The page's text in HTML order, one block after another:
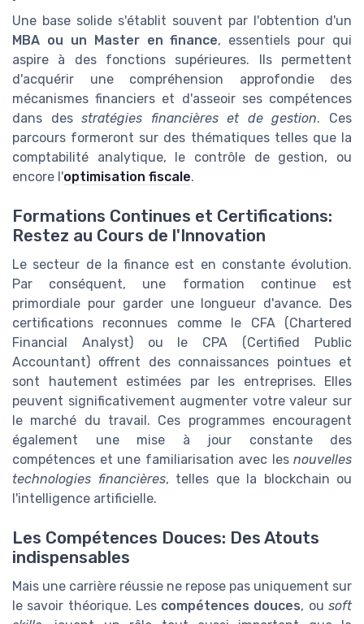
Une base solide s'établit souvent par l'obtention d'un
MBA ou un Master en finance, essentiels pour qui
aspire à des fonctions supérieures. Ils permettent
d'acquérir une compréhension approfondie des
mécanismes financiers et d'asseoir ses compétences
dans desstratégies financières et de gestion. Ces
parcours formeront sur des thématiques telles que la
comptabilité analytique, le contrôle de gestion, ou
encore l'optimisation fiscale.
Formations Continues et Certifications:
Restez au Cours de l'Innovation
Le secteur de la finance est en constante évolution.
Par conséquent, une formation continue est
primordiale pour garder une longueur d'avance. Des
certifications reconnues comme le CFA (Chartered
Financial Analyst) ou le CPA (Certified Public
Accountant) offrent des connaissances pointues et
sont hautement estimées par les entreprises. Elles
peuvent significativement augmenter votre valeur sur
le marché du travail. Ces programmes encouragent
également une mise à jour constante des
compétences et une familiarisation avec les nouvelles
technologies financières, telles que la blockchain ou
l'intelligence artificielle.
Les Compétences Douces: Des Atouts
indispensables
Mais une carrière réussie ne repose pas uniquement sur
le savoir théorique. Les compétences douces, ousoft